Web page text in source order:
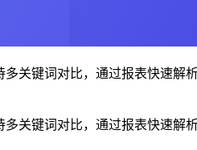
关键词对比，通过报表快速解
关键词对比，通过报表快速解